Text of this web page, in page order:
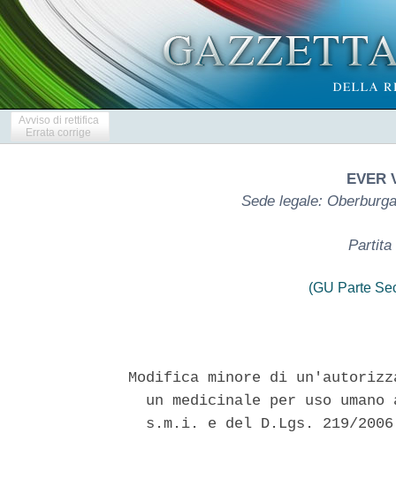
Avviso di rettifica
Errata corrige
EVER
Sede legale:
Partita
(GU Parte
Modifica minore di
un medicinale per uso umano
s.m.i. e del D.Lgs. 219/